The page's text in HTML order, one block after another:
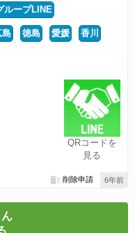
ループLINE
島 徳島 愛媛 香川
QRコードを
見る
6年前
削除申請